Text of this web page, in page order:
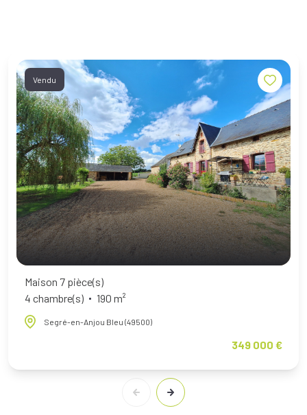
Vendu
Maison 7 pièce(s)
4 chambre(s)
190 m²
Segré-en-Anjou Bleu (49500)
349 000 €